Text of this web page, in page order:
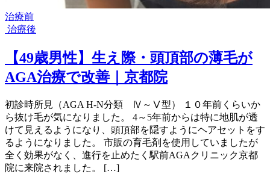
治療前
治療後
【49歳男性】生え際・頭頂部の薄毛が
AGA治療で改善｜京都院
初診時所見（AGA H-N分類 Ⅳ～Ⅴ型） １０年前くらいか
ら抜け毛が気になりました。 4～5年前からは特に地肌が透
けて見えるようになり、頭頂部を隠すようにヘアセットをす
るようになりました。 市販の育毛剤を使用していましたが
全く効果がなく、進行を止めたく駅前AGAクリニック京都
院に来院されました。 […]